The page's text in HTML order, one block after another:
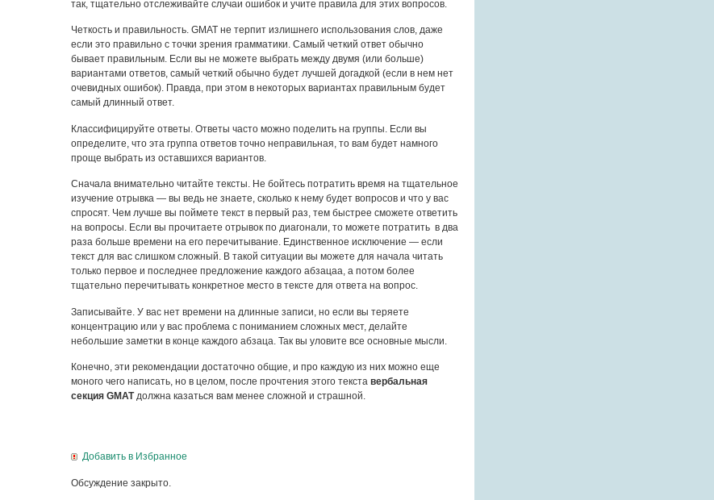
так, тщательно отслеживайте случаи ошибок и учите правила для этих вопросов.
Четкость и правильность. GMAT не терпит излишнего использования слов, даже
если это правильно с точки зрения грамматики. Самый четкий ответ обычно
бывает правильным. Если вы не можете выбрать между двумя (или больше)
вариантами ответов, самый четкий обычно будет лучшей догадкой (если в нем нет
очевидных ошибок). Правда, при этом в некоторых вариантах правильным будет
самый длинный ответ.
Классифицируйте ответы. Ответы часто можно поделить на группы. Если вы
определите, что эта группа ответов точно неправильная, то вам будет намного
проще выбрать из оставшихся вариантов.
Сначала внимательно читайте тексты. Не бойтесь потратить время на тщательное
изучение отрывка — вы ведь не знаете, сколько к нему будет вопросов и что у вас
спросят. Чем лучше вы поймете текст в первый раз, тем быстрее сможете ответить
на вопросы. Если вы прочитаете отрывок по диагонали, то можете потратить в два
раза больше времени на его перечитывание. Единственное исключение — если
текст для вас слишком сложный. В такой ситуации вы можете для начала читать
только первое и последнее предложение каждого абзацаа, а потом более
тщательно перечитывать конкретное место в тексте для ответа на вопрос.
Записывайте. У вас нет времени на длинные записи, но если вы теряете
концентрацию или у вас проблема с пониманием сложных мест, делайте
небольшие заметки в конце каждого абзаца. Так вы уловите все основные мысли.
Конечно, эти рекомендации достаточно общие, и про каждую из них можно еще
моного чего написать, но в целом, после прочтения этого текста вербальная
секция GMATдолжна казаться вам менее сложной и страшной.
Добавить в Избранное
Обсуждение закрыто.